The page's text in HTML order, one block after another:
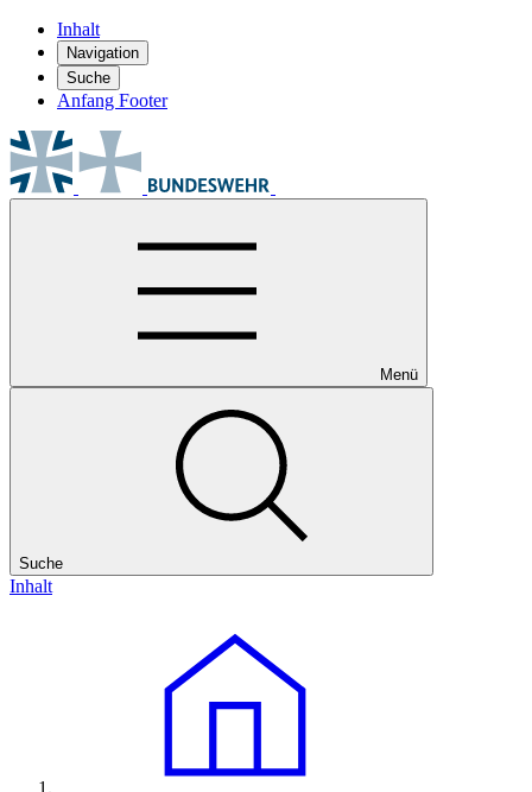
Inhalt
Navigation
Suche
Anfang Footer
Menü
Suche
Inhalt